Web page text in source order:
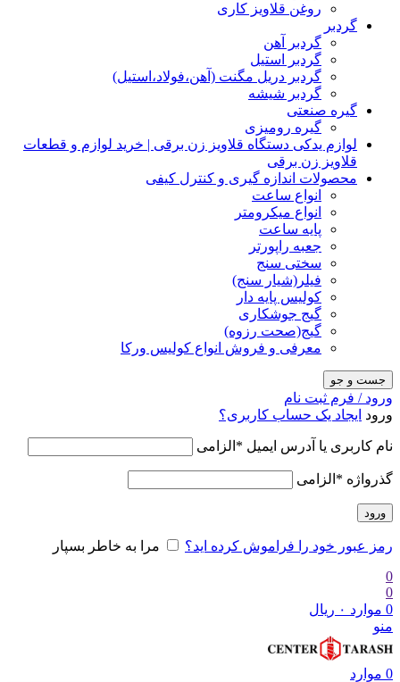
روغن قلاویز کاری
گردبر
گردبر آهن
گردبر استیل
گردبر دریل مگنت (آهن،فولاد،استیل)
گردبر شیشه
گیره صنعتی
گیره رومیزی
لوازم یدکی دستگاه قلاویز زن برقی | خرید لوازم و قطعات
قلاویز زن برقی
محصولات اندازه گیری و کنترل کیفی
انواع ساعت
انواع میکرومتر
پایه ساعت
جعبه راپورتر
سختی سنج
فیلر(شیار سنج)
کولیس پایه دار
گیج جوشکاری
گیج(صحت رزوه)
معرفی و فروش انواع کولیس ورکا
جست و جو
ورود / فرم ثبت نام
ورود ایجاد یک حساب کاربری؟
نام کاربری یا آدرس ایمیل * الزامی
گذرواژه * الزامی
ورود
رمز عبور خود را فراموش کرده اید؟
مرا به خاطر بسپار
0
0
0 موارد ۰ ریال
منو
0 موارد